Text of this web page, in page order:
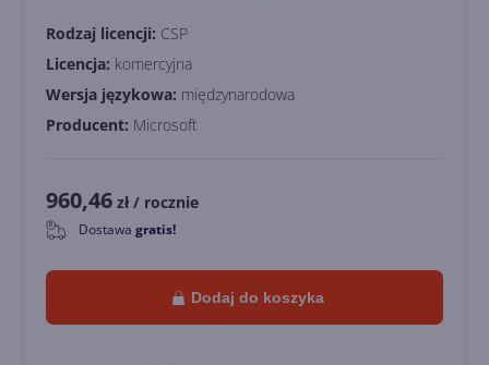
Rodzaj licencji: CSP
Licencja: komercyjna
Wersja językowa: międzynarodowa
Producent: Microsoft
960,46 zł / rocznie
0 Dostawa gratis!
Dodaj do koszyka